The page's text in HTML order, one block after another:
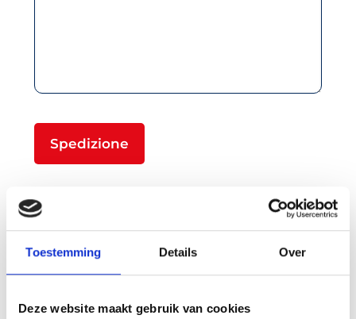
Toestemming Details Over
Deze website maakt gebruik van cookies